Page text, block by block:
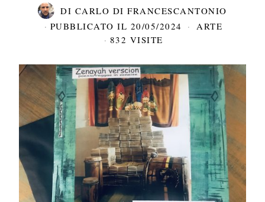
DI CARLO DI FRANCESCANTONIO
PUBBLICATO IL 20/05/2024
ARTE
832 VISITE